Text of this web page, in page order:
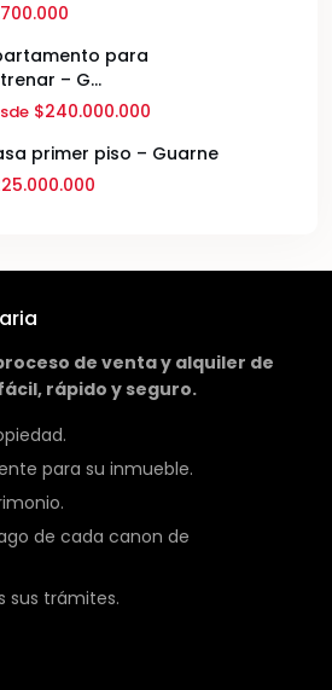
para
– G...
$240.000.000
primer piso – Guarne
de venta y alquiler de
rápido y seguro.
para su inmueble.
de cada canon de
sus trámites.